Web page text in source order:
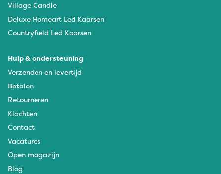
Village Candle
Deluxe Homeart Led Kaarsen
Countryfield Led Kaarsen
Hulp & ondersteuning
Verzenden en levertijd
Betalen
Retourneren
Klachten
Contact
Vacatures
Open magazijn
Blog